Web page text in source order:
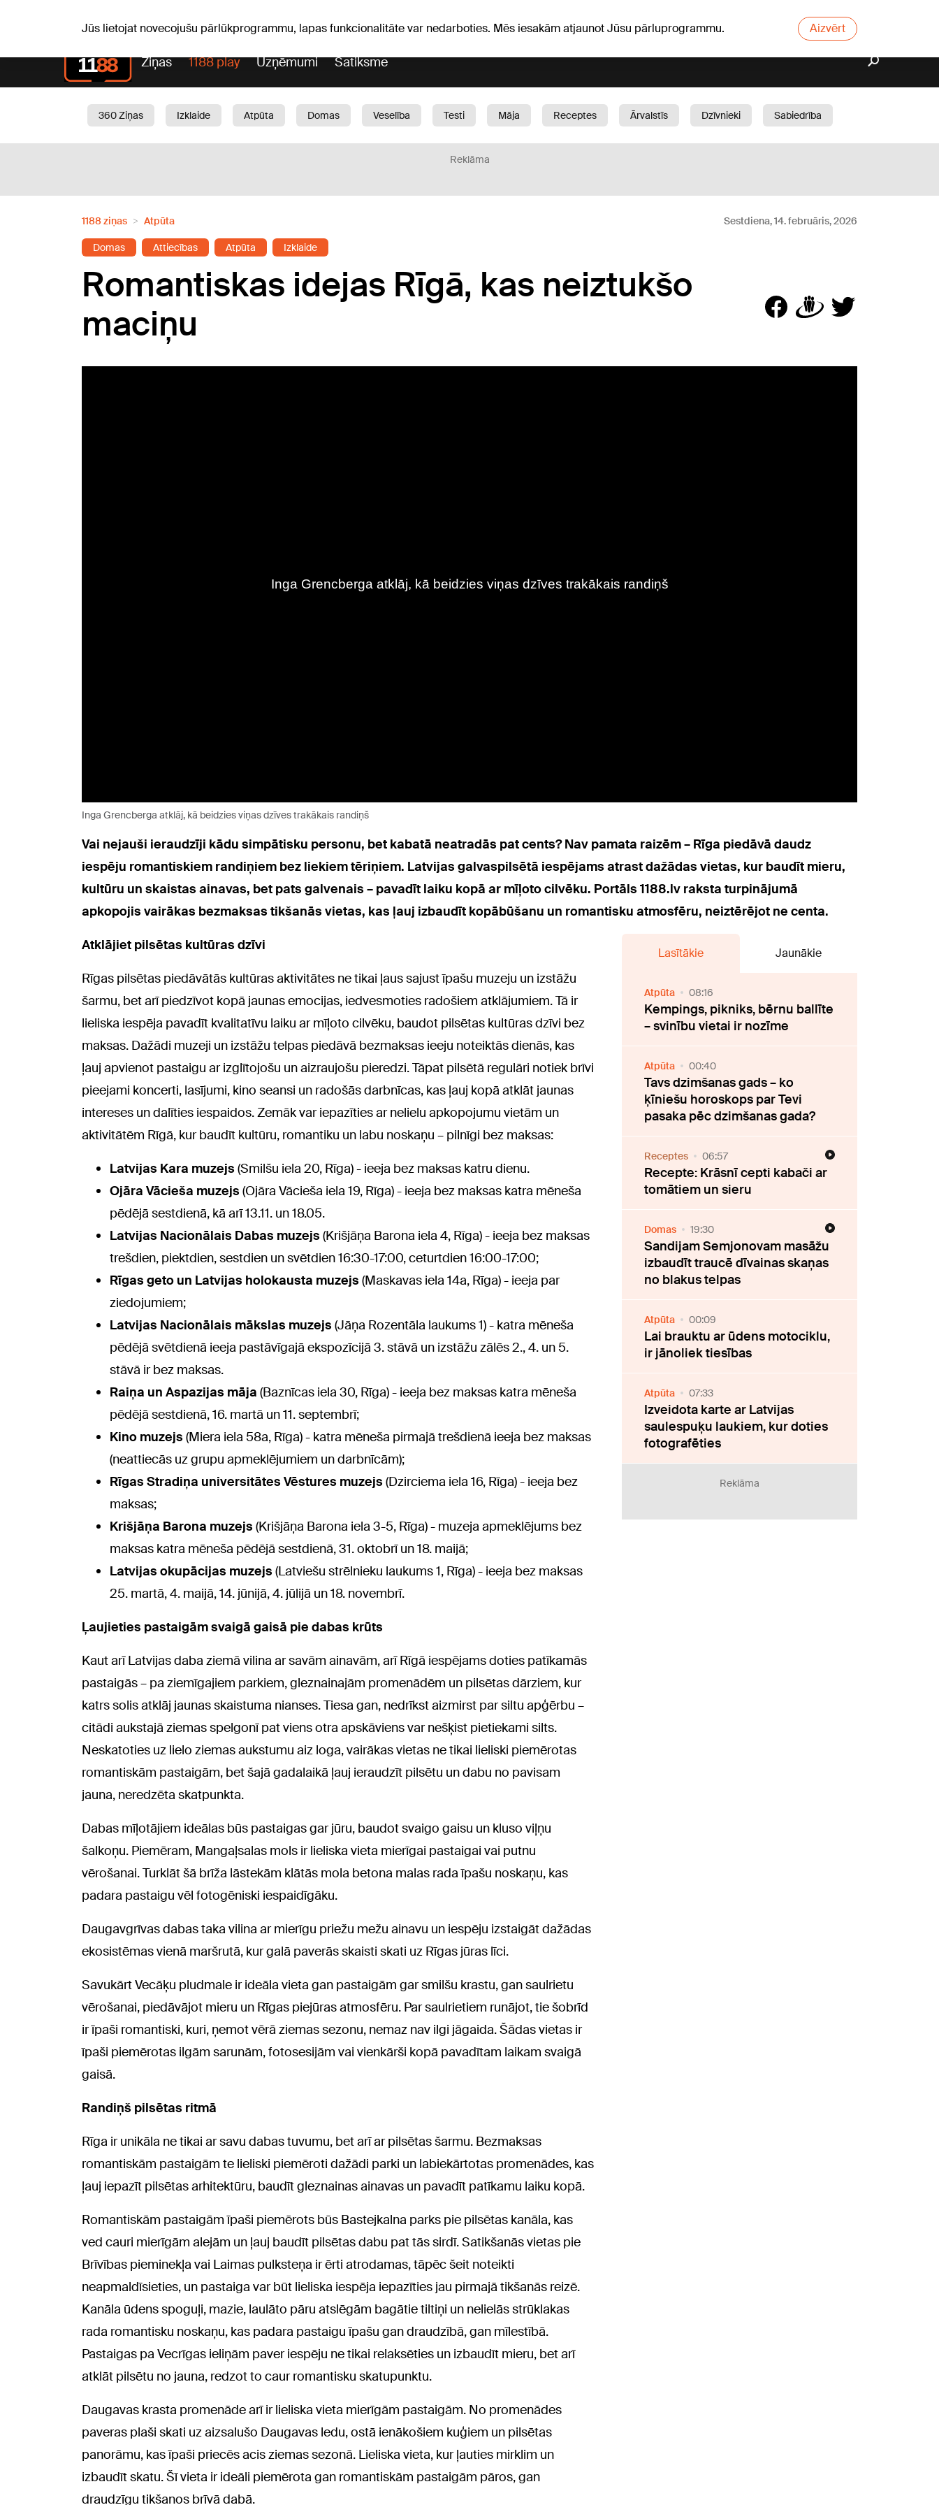
Jūs lietojat novecojušu pārlūkprogrammu, lapas funkcionalitāte var nedarboties. Mēs iesakām atjaunot Jūsu pārluprogrammu. Aizvērt
Ziņas 1188 play Uzņēmumi Satiksme
360 Ziņas Izklaide Atpūta Domas Veselība Testi Māja Receptes Ārvalstīs Dzīvnieki
Sabiedrība
Reklāma
1188 ziņas Atpūta Sestdiena, 14. februāris, 2026
Domas Attiecības Atpūta Izklaide
Romantiskas idejas Rīgā, kas neiztukšo
maciņu
Inga Grencberga atklāj, kā beidzies viņas dzīves trakākais randiņš
Vai nejauši ieraudzīji kādu simpātisku personu, bet kabatā neatradās pat cents? Nav pamata raizēm – Rīga piedāvā daudz
iespēju romantiskiem randiņiem bez liekiem tēriņiem. Latvijas galvaspilsētā iespējams atrast dažādas vietas, kur baudīt mieru,
kultūru un skaistas ainavas, bet pats galvenais – pavadīt laiku kopā ar mīļoto cilvēku. Portāls 1188.lv raksta turpinājumā
apkopojis vairākas bezmaksas tikšanās vietas, kas ļauj izbaudīt kopābūšanu un romantisku atmosfēru, neiztērējot ne centa.
Atklājiet pilsētas kultūras dzīvi
Rīgas pilsētas piedāvātās kultūras aktivitātes ne tikai ļaus sajust īpašu muzeju un izstāžu
šarmu, bet arī piedzīvot kopā jaunas emocijas, iedvesmoties radošiem atklājumiem. Tā ir
lieliska iespēja pavadīt kvalitatīvu laiku ar mīļoto cilvēku, baudot pilsētas kultūras dzīvi bez
maksas. Dažādi muzeji un izstāžu telpas piedāvā bezmaksas ieeju noteiktās dienās, kas
ļauj apvienot pastaigu ar izglītojošu un aizraujošu pieredzi. Tāpat pilsētā regulāri notiek brīvi
pieejami koncerti, lasījumi, kino seansi un radošās darbnīcas, kas ļauj kopā atklāt jaunas
intereses un dalīties iespaidos. Zemāk var iepazīties ar nelielu apkopojumu vietām un
aktivitātēm Rīgā, kur baudīt kultūru, romantiku un labu noskaņu – pilnīgi bez maksas:
Latvijas Kara muzejs (Smilšu iela 20, Rīga) - ieeja bez maksas katru dienu.
Ojāra Vācieša muzejs (Ojāra Vācieša iela 19, Rīga) - ieeja bez maksas katra mēneša
pēdējā sestdienā, kā arī 13.11. un 18.05.
Latvijas Nacionālais Dabas muzejs (Krišjāņa Barona iela 4, Rīga) - ieeja bez maksas
trešdien, piektdien, sestdien un svētdien 16:30-17:00, ceturtdien 16:00-17:00;
Rīgas geto un Latvijas holokausta muzejs (Maskavas iela 14a, Rīga) - ieeja par
ziedojumiem;
Latvijas Nacionālais mākslas muzejs (Jāņa Rozentāla laukums 1) - katra mēneša
pēdējā svētdienā ieeja pastāvīgajā ekspozīcijā 3. stāvā un izstāžu zālēs 2., 4. un 5.
stāvā ir bez maksas.
Raiņa un Aspazijas māja (Baznīcas iela 30, Rīga) - ieeja bez maksas katra mēneša
pēdējā sestdienā, 16. martā un 11. septembrī;
Kino muzejs (Miera iela 58a, Rīga) - katra mēneša pirmajā trešdienā ieeja bez maksas
(neattiecās uz grupu apmeklējumiem un darbnīcām);
Rīgas Stradiņa universitātes Vēstures muzejs (Dzirciema iela 16, Rīga) - ieeja bez
maksas;
Krišjāņa Barona muzejs (Krišjāņa Barona iela 3-5, Rīga) - muzeja apmeklējums bez
maksas katra mēneša pēdējā sestdienā, 31. oktobrī un 18. maijā;
Latvijas okupācijas muzejs (Latviešu strēlnieku laukums 1, Rīga) - ieeja bez maksas
25. martā, 4. maijā, 14. jūnijā, 4. jūlijā un 18. novembrī.
Ļaujieties pastaigām svaigā gaisā pie dabas krūts
Kaut arī Latvijas daba ziemā vilina ar savām ainavām, arī Rīgā iespējams doties patīkamās
pastaigās – pa ziemīgajiem parkiem, gleznainajām promenādēm un pilsētas dārziem, kur
katrs solis atklāj jaunas skaistuma nianses. Tiesa gan, nedrīkst aizmirst par siltu apģērbu –
citādi aukstajā ziemas spelgonī pat viens otra apskāviens var nešķist pietiekami silts.
Neskatoties uz lielo ziemas aukstumu aiz loga, vairākas vietas ne tikai lieliski piemērotas
romantiskām pastaigām, bet šajā gadalaikā ļauj ieraudzīt pilsētu un dabu no pavisam
jauna, neredzēta skatpunkta.
Dabas mīļotājiem ideālas būs pastaigas gar jūru, baudot svaigo gaisu un kluso viļņu
šalkoņu. Piemēram, Mangaļsalas mols ir lieliska vieta mierīgai pastaigai vai putnu
vērošanai. Turklāt šā brīža lāstekām klātās mola betona malas rada īpašu noskaņu, kas
padara pastaigu vēl fotogēniski iespaidīgāku.
Daugavgrīvas dabas taka vilina ar mierīgu priežu mežu ainavu un iespēju izstaigāt dažādas
ekosistēmas vienā maršrutā, kur galā paverās skaisti skati uz Rīgas jūras līci.
Savukārt Vecāķu pludmale ir ideāla vieta gan pastaigām gar smilšu krastu, gan saulrietu
vērošanai, piedāvājot mieru un Rīgas piejūras atmosfēru. Par saulrietiem runājot, tie šobrīd
ir īpaši romantiski, kuri, ņemot vērā ziemas sezonu, nemaz nav ilgi jāgaida. Šādas vietas ir
īpaši piemērotas ilgām sarunām, fotosesijām vai vienkārši kopā pavadītam laikam svaigā
gaisā.
Randiņš pilsētas ritmā
Rīga ir unikāla ne tikai ar savu dabas tuvumu, bet arī ar pilsētas šarmu. Bezmaksas
romantiskām pastaigām te lieliski piemēroti dažādi parki un labiekārtotas promenādes, kas
ļauj iepazīt pilsētas arhitektūru, baudīt gleznainas ainavas un pavadīt patīkamu laiku kopā.
Romantiskām pastaigām īpaši piemērots būs Bastejkalna parks pie pilsētas kanāla, kas
ved cauri mierīgām alejām un ļauj baudīt pilsētas dabu pat tās sirdī. Satikšanās vietas pie
Brīvības pieminekļa vai Laimas pulksteņa ir ērti atrodamas, tāpēc šeit noteikti
neapmaldīsieties, un pastaiga var būt lieliska iespēja iepazīties jau pirmajā tikšanās reizē.
Kanāla ūdens spoguļi, mazie, laulāto pāru atslēgām bagātie tiltiņi un nelielās strūklakas
rada romantisku noskaņu, kas padara pastaigu īpašu gan draudzībā, gan mīlestībā.
Pastaigas pa Vecrīgas ieliņām paver iespēju ne tikai relaksēties un izbaudīt mieru, bet arī
atklāt pilsētu no jauna, redzot to caur romantisku skatupunktu.
Daugavas krasta promenāde arī ir lieliska vieta mierīgām pastaigām. No promenādes
paveras plaši skati uz aizsalušo Daugavas ledu, ostā ienākošiem kuģiem un pilsētas
panorāmu, kas īpaši priecēs acis ziemas sezonā. Lieliska vieta, kur ļauties mirklim un
izbaudīt skatu. Šī vieta ir ideāli piemērota gan romantiskām pastaigām pāros, gan
draudzīgu tikšanos brīvā dabā.
Lasītākie Jaunākie
Atpūta 08:16
Kempings, pikniks, bērnu ballīte
– svinību vietai ir nozīme
Atpūta 00:40
Tavs dzimšanas gads – ko
ķīniešu horoskops par Tevi
pasaka pēc dzimšanas gada?
Receptes 06:57
Recepte: Krāsnī cepti kabači ar
tomātiem un sieru
Domas 19:30
Sandijam Semjonovam masāžu
izbaudīt traucē dīvainas skaņas
no blakus telpas
Atpūta 00:09
Lai brauktu ar ūdens motociklu,
ir jānoliek tiesības
Atpūta 07:33
Izveidota karte ar Latvijas
saulespuķu laukiem, kur doties
fotografēties
Reklāma